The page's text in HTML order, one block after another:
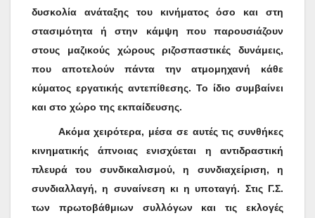
δυσκολία ανάταξης του κινήματος όσο και στη
στασιμότητα ή στην κάμψη που παρουσιάζουν
στους μαζικούς χώρους ριζοσπαστικές δυνάμεις,
που αποτελούν πάντα την ατμομηχανή κάθε
κύματος εργατικής αντεπίθεσης. Το ίδιο συμβαίνει
και στο χώρο της εκπαίδευσης.
Ακόμα χειρότερα, μέσα σε αυτές τις συνθήκες
κινηματικής άπνοιας ενισχύεται η αντιδραστική
πλευρά του συνδικαλισμού, η συνδιαχείριση, η
συνδιαλλαγή, η συναίνεση κι η υποταγή. Στις Γ.Σ.
των πρωτοβάθμιων συλλόγων και τις εκλογές